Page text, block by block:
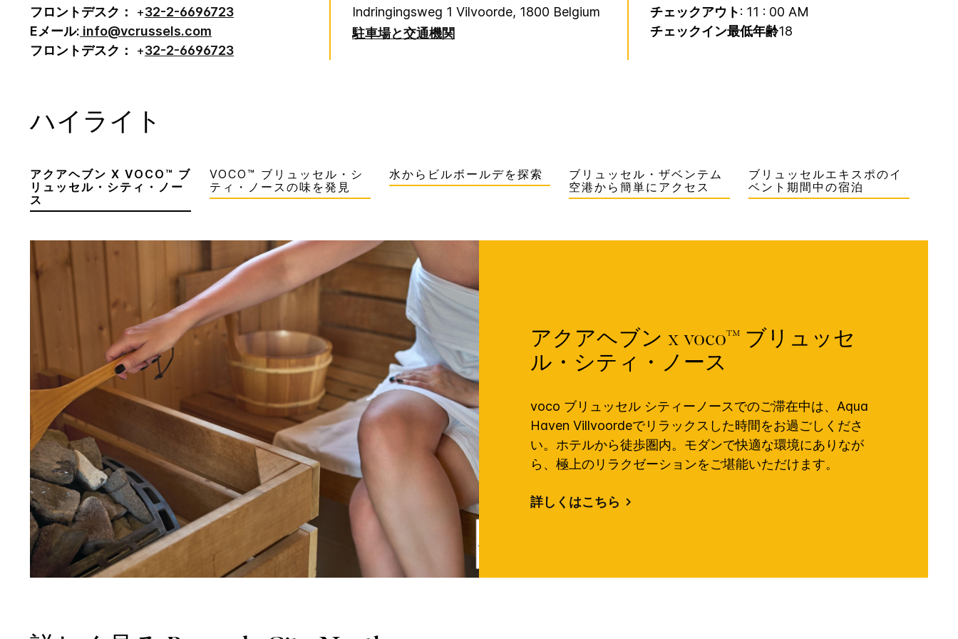
フロントデスク：
+32-2-6696723
Eメール: info@vcrussels.com
フロントデスク：
+32-2-6696723
Indringingsweg 1 Vilvoorde, 1800 Belgium
駐車場と交通機関
チェックアウト: 11 : 00 AM
チェックイン最低年齢18
ハイライト
アクアヘブン X VOCO™ ブ
リュッセル・シティ・ノー
ス
VOCO™ ブリュッセル・シ
ティ・ノースの味を発見
水からビルボールデを探索
ブリュッセル・ザベンテム
空港から簡単にアクセス
ブリュッセルエキスポのイ
ベント期間中の宿泊
アクアヘブン x voco™ ブリュッセ
ル・シティ・ノース
voco ブリュッセル シティーノースでのご滞在中は、Aqua
Haven Villvoordeでリラックスした時間をお過ごしくださ
い。ホテルから徒歩圏内。モダンで快適な環境にありなが
ら、極上のリラクゼーションをご堪能いただけます。
詳しくはこちら